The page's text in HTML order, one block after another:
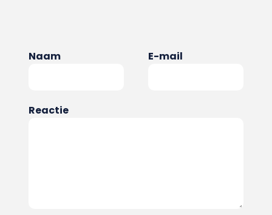
Naam E-mail
Reactie